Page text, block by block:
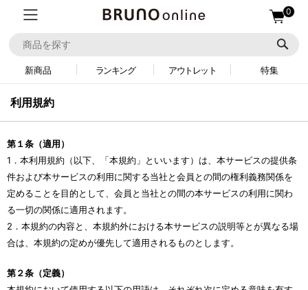
0
新商品 ランキング アウトレット 特集
利用規約
第１条（適用）
1．本利用規約（以下、「本規約」といいます）は、本サービスの提供条
件および本サービスの利用に関する当社と会員との間の権利義務関係を
定めることを目的として、会員と当社との間の本サービスの利用に関わ
る一切の関係に適用されます。
2．本規約の内容と、本規約外における本サービスの説明等とが異なる場
合は、本規約の定めが優先して適用されるものとします。
第２条（定義）